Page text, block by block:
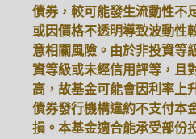
債券，較可能發生流動性不
或因價格不透明導致波動性
意相關風險。由於非投資等
資等級或未經信用評等，且
高，故基金可能會因利率上
債券發行機構違約不支付本
損。本基金適合能承受部份